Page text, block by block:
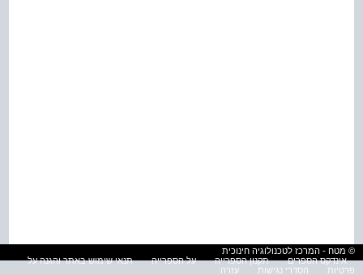
© מטח - המרכז לטכנולוגיה חינוכית
אינדקס הספרים
תקנון הספרייה על הספרייה
תנאי שימוש באתר והגנה על
פרטיות
הסדרי נגישות עזרה